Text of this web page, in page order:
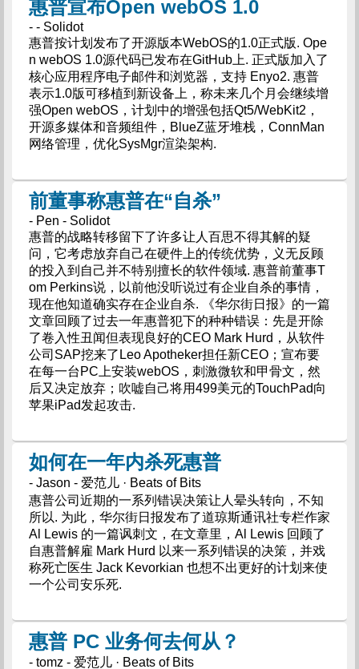
惠普宣布Open webOS 1.0
- - Solidot
惠普按计划发布了开源版本WebOS的1.0正式版. Ope
n webOS 1.0源代码已发布在GitHub上. 正式版加入了
核心应用程序电子邮件和浏览器，支持 Enyo2. 惠普
表示1.0版可移植到新设备上，称未来几个月会继续增
强Open webOS，计划中的增强包括Qt5/WebKit2，
开源多媒体和音频组件，BlueZ蓝牙堆栈，ConnMan
网络管理，优化SysMgr渲染架构.
前董事称惠普在“自杀”
- Pen - Solidot
惠普的战略转移留下了许多让人百思不得其解的疑
问，它考虑放弃自己在硬件上的传统优势，义无反顾
的投入到自己并不特别擅长的软件领域. 惠普前董事T
om Perkins说，以前他没听说过有企业自杀的事情，
现在他知道确实存在企业自杀. 《华尔街日报》的一篇
文章回顾了过去一年惠普犯下的种种错误：先是开除
了卷入性丑闻但表现良好的CEO Mark Hurd，从软件
公司SAP挖来了Leo Apotheker担任新CEO；宣布要
在每一台PC上安装webOS，刺激微软和甲骨文，然
后又决定放弃；吹嘘自己将用499美元的TouchPad向
苹果iPad发起攻击.
如何在一年内杀死惠普
- Jason - 爱范儿 · Beats of Bits
惠普公司近期的一系列错误决策让人晕头转向，不知
所以. 为此，华尔街日报发布了道琼斯通讯社专栏作家
Al Lewis 的一篇讽刺文，在文章里，Al Lewis 回顾了
自惠普解雇 Mark Hurd 以来一系列错误的决策，并戏
称死亡医生 Jack Kevorkian 也想不出更好的计划来使
一个公司安乐死.
惠普 PC 业务何去何从？
- tomz - 爱范儿 · Beats of Bits